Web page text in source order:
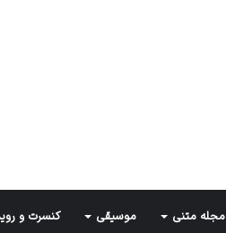
مجله متنی موسیقی کنسرت و